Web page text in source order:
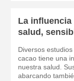
La influencia
salud,
Diversos
cacao tiene una
nuestra salud.
abarcando